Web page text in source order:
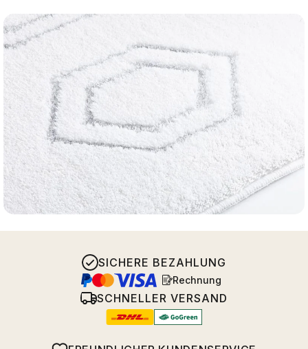
SICHERE BEZAHLUNG
Rechnung
SCHNELLER VERSAND